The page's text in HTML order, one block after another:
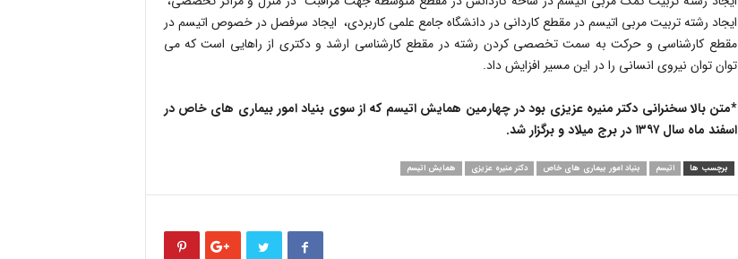
ایجاد رشته تربیت مربی اتیسم در مقطع کاردانی در دانشگاه جامع علمی کاربردی، ایجاد سرفصل در خصوص اتیسم در
مقطع کارشناسی و حرکت به سمت تخصصی کردن رشته در مقطع کارشناسی ارشد و دکتری از راهایی است که می
توان توان نیروی انسانی را در این مسیر افزایش داد.
*متن بالا سخنرانی دکتر منیره عزیزی بود در چهارمین همایش اتیسم که از سوی بنیاد امور بیماری های خاص در
اسفند ماه سال ۱۳۹۷ در برج میلاد و برگزار شد.
برچسب ها اتیسم بنیاد امور بیماری های خاص دکتر منیره عزیزی همایش اتیسم